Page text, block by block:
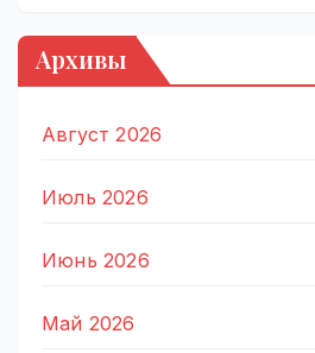
Архивы
Август 2026
Июль 2026
Июнь 2026
Май 2026